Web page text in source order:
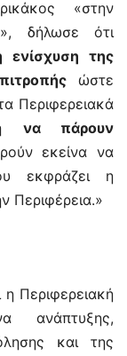
«στην
δήλωσε ότι
ενίσχυση της
ώστε
Περιφερειακά
να πάρουν
εκείνα να
εκφράζει η
Περιφέρεια.»
Περιφερειακή
ανάπτυξης,
και της